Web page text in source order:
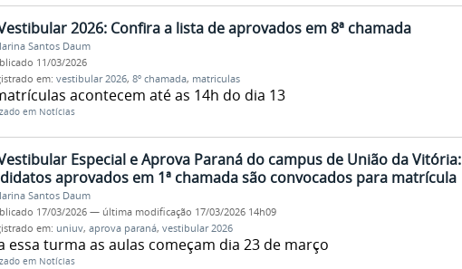
2026: Confira a lista de aprovados em 8ª chamada
Santos Daum
11/03/2026
em: vestibular 2026, 8º chamada, matriculas
acontecem até as 14h do dia 13
em Notícias
Especial e Aprova Paraná do campus de União da Vitória:
aprovados em 1ª chamada são convocados para matrícula
Santos Daum
17/03/2026 — última modificação 17/03/2026 14h09
em: uniuv, aprova paraná, vestibular 2026
essa turma as aulas começam dia 23 de março
em Notícias